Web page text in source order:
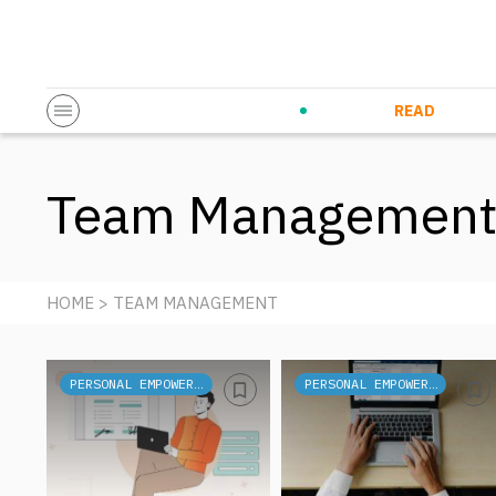
READ
Team Management
HOME > TEAM MANAGEMENT
PERSONAL EMPOWERMENT PERSONAL EMPOWERMENT